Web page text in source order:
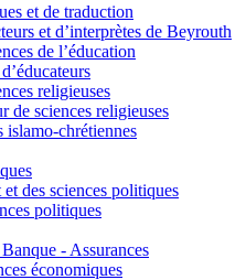
et de traduction
et d’interprètes de Beyrouth
de l’éducation
religieuses
de sciences religieuses
islamo-chrétiennes
des sciences politiques
politiques
- Assurances
économiques